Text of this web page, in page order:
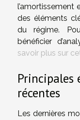
l’amortissement
des éléments
du régime.
bénéficier
savoir plus sur
Principales
récentes
Les dernières